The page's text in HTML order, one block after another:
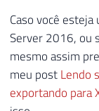
Caso você
Server 2016, ou
mesmo assim
meu postLendo
exportando para